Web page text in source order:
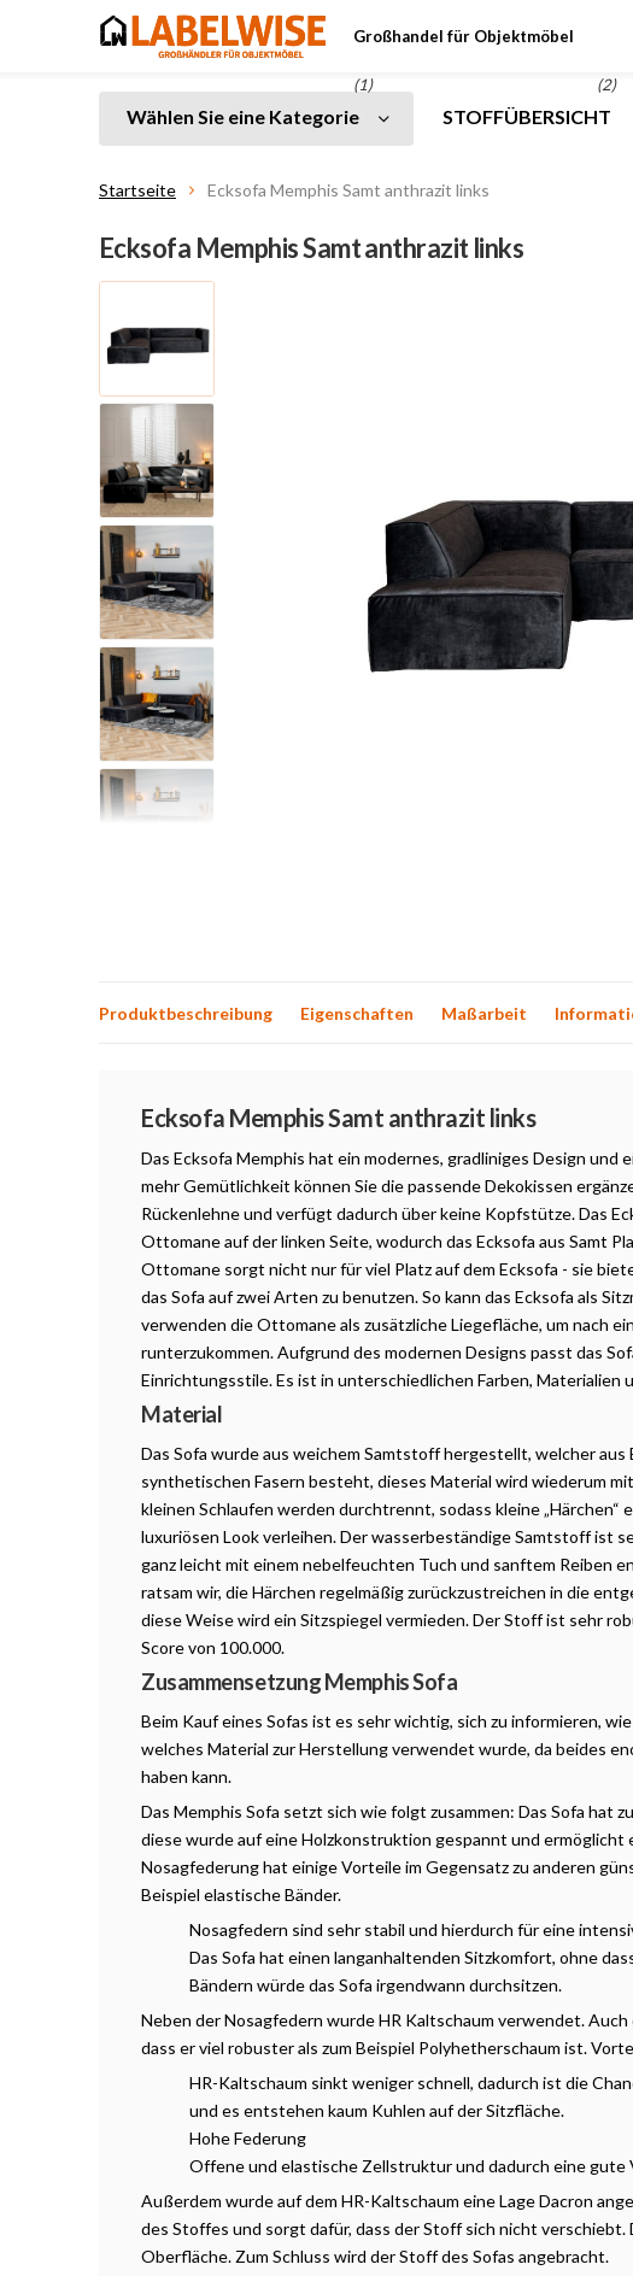
Großhandel für Objektmöbel
(1) (2)
Wählen Sie eine Kategorie STOFFÜBERSICHT
Startseite Ecksofa Memphis Samt anthrazit links
Ecksofa Memphis Samt anthrazit links
Produktbeschreibung Eigenschaften Maßarbeit
Ecksofa Memphis Samt anthrazit links
Das Ecksofa Memphis hat ein modernes, gradliniges Design und
mehr Gemütlichkeit können Sie die passende Dekokissen
Rückenlehne und verfügt dadurch über keine Kopfstütze. Das
Ottomane auf der linken Seite, wodurch das Ecksofa aus Samt
Ottomane sorgt nicht nur für viel Platz auf dem Ecksofa - sie
das Sofa auf zwei Arten zu benutzen. So kann das Ecksofa als
verwenden die Ottomane als zusätzliche Liegefläche, um nach
runterzukommen. Aufgrund des modernen Designs passt das
Einrichtungsstile. Es ist in unterschiedlichen Farben, Materialien
Material
Das Sofa wurde aus weichem Samtstoff hergestellt, welcher aus
synthetischen Fasern besteht, dieses Material wird wiederum
kleinen Schlaufen werden durchtrennt, sodass kleine „Härchen“
luxuriösen Look verleihen. Der wasserbeständige Samtstoff ist
ganz leicht mit einem nebelfeuchten Tuch und sanftem Reiben
ratsam wir, die Härchen regelmäßig zurückzustreichen in die
diese Weise wird ein Sitzspiegel vermieden. Der Stoff ist sehr
Score von 100.000.
Zusammensetzung Memphis Sofa
Beim Kauf eines Sofas ist es sehr wichtig, sich zu informieren,
welches Material zur Herstellung verwendet wurde, da beides
haben kann.
Das Memphis Sofa setzt sich wie folgt zusammen: Das Sofa hat
diese wurde auf eine Holzkonstruktion gespannt und ermöglicht
Nosagfederung hat einige Vorteile im Gegensatz zu anderen
Beispiel elastische Bänder.
Nosagfedern sind sehr stabil und hierdurch für eine
Das Sofa hat einen langanhaltenden Sitzkomfort, ohne
Bändern würde das Sofa irgendwann durchsitzen.
Neben der Nosagfedern wurde HR Kaltschaum verwendet.
dass er viel robuster als zum Beispiel Polyhetherschaum ist.
HR-Kaltschaum sinkt weniger schnell, dadurch ist die
und es entstehen kaum Kuhlen auf der Sitzfläche.
Hohe Federung
Offene und elastische Zellstruktur und dadurch eine gute
Außerdem wurde auf dem HR-Kaltschaum eine Lage Dacron
des Stoffes und sorgt dafür, dass der Stoff sich nicht
Oberfläche. Zum Schluss wird der Stoff des Sofas angebracht.